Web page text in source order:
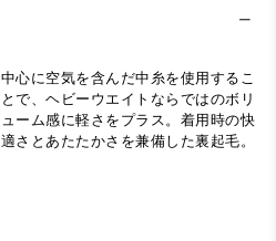
中心に空気を含んだ中糸を使用するこ
とで、ヘビーウエイトならではのボリ
ューム感に軽さをプラス。着用時の快
適さとあたたかさを兼備した裏起毛。